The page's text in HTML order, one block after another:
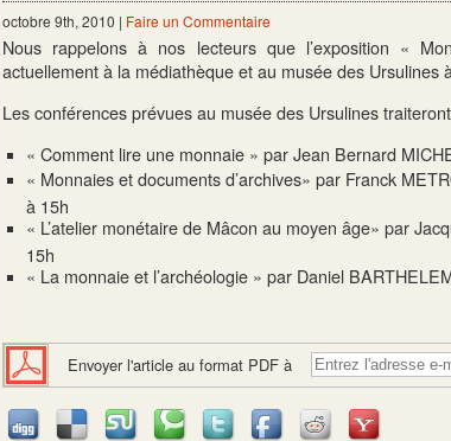
octobre 9th, 2010 | Faire un Commentaire
Nous rappelons à nos lecteurs que l’exposition «
actuellement à la médiathèque et au musée des Ursulines
Les conférences prévues au musée des Ursulines
« Comment lire une monnaie » par Jean Bernard
« Monnaies et documents d’archives» par Franck
à 15h
« L’atelier monétaire de Mâcon au moyen âge» par
15h
« La monnaie et l’archéologie » par Daniel
Envoyer l'article au format PDF à